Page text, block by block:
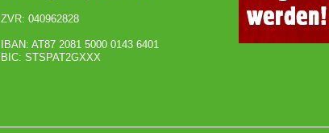
ZVR: 040962828
IBAN: AT87 2081 5000 0143 6401
BIC: STSPAT2GXXX